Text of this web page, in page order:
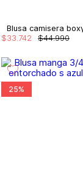
$44.990
$33.742
25%